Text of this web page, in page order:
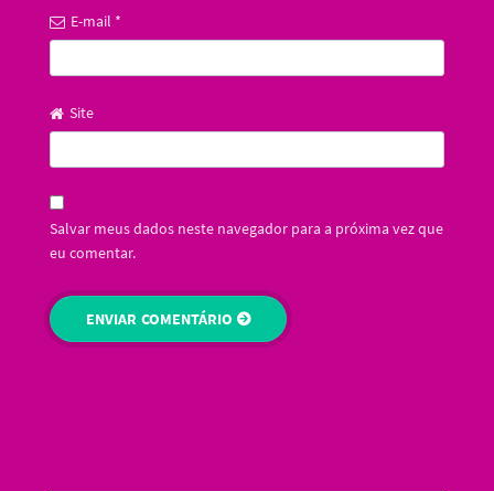
E-mail *
Site
Salvar meus dados neste navegador para a próxima vez que
eu comentar.